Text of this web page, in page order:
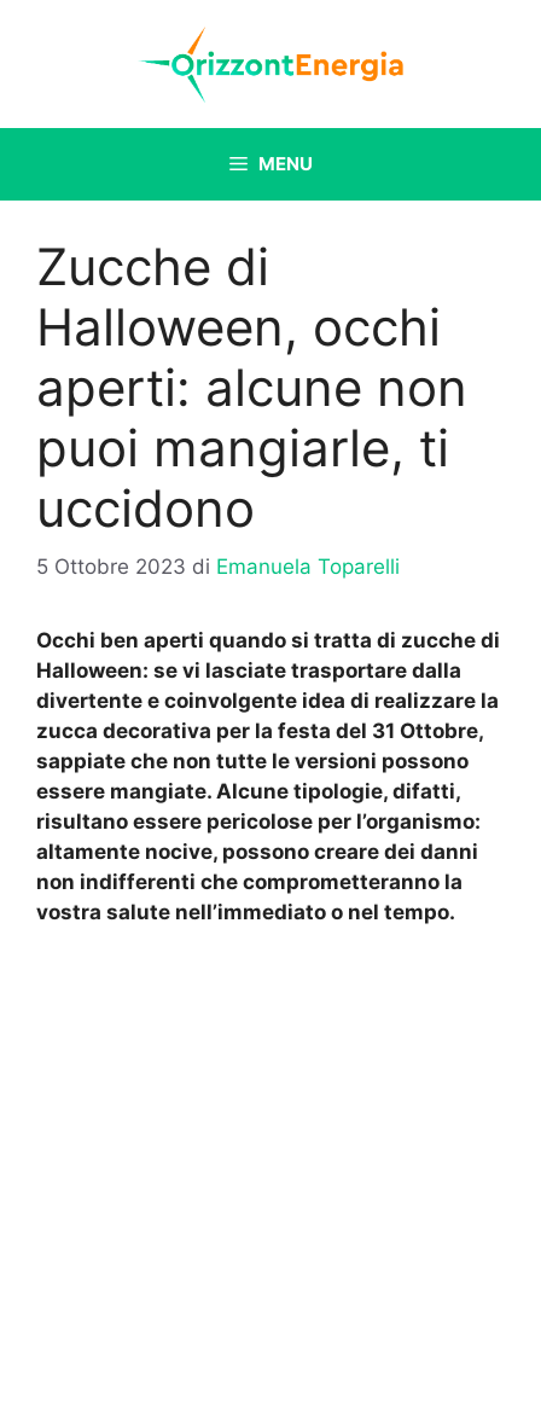
MENU
Zucche di
Halloween, occhi
aperti: alcune non
puoi mangiarle, ti
uccidono
5 Ottobre 2023 di Emanuela Toparelli
Occhi ben aperti quando si tratta di zucche di
Halloween: se vi lasciate trasportare dalla
divertente e coinvolgente idea di realizzare la
zucca decorativa per la festa del 31 Ottobre,
sappiate che non tutte le versioni possono
essere mangiate. Alcune tipologie, difatti,
risultano essere pericolose per l’organismo:
altamente nocive, possono creare dei danni
non indifferenti che comprometteranno la
vostra salute nell’immediato o nel tempo.